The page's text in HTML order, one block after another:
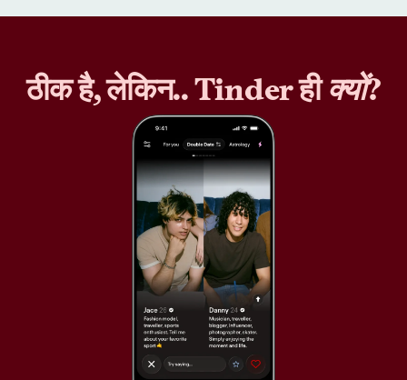
ठीक है, लेकिन.. Tinder हीक्यों?